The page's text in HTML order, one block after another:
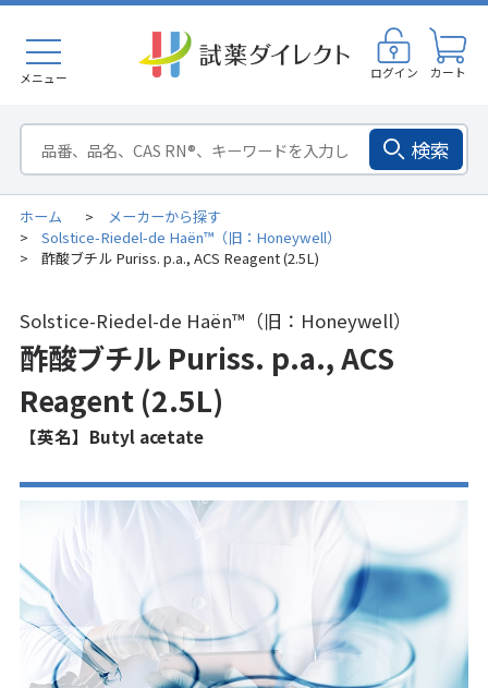
メニュー ログイン カート
検索
ホーム > メーカーから探す
> Solstice-Riedel-de Haën™（旧：Honeywell）
> 酢酸ブチル Puriss. p.a., ACS Reagent (2.5L)
Solstice-Riedel-de Haën™（旧：Honeywell）
酢酸ブチル Puriss. p.a., ACS
Reagent (2.5L)
【英名】Butyl acetate